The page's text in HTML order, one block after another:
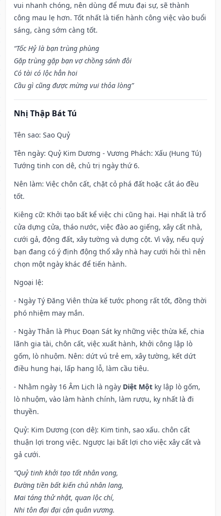
vui nhanh chóng, nên dùng để mưu đại sự, sẽ thành
công mau lẹ hơn. Tốt nhất là tiến hành công việc vào buổi
sáng, càng sớm càng tốt.
“Tốc Hỷ là bạn trùng phùng
Gặp trùng gặp bạn vợ chồng sánh đôi
Có tài có lộc hẳn hoi
Cầu gì cũng được mừng vui thỏa lòng”
Nhị Thập Bát Tú
Tên sao: Sao Quỷ
Tên ngày: Quỷ Kim Dương - Vương Phách: Xấu (Hung Tú)
Tướng tinh con dê, chủ trị ngày thứ 6.
Nên làm: Việc chôn cất, chặt cỏ phá đất hoặc cắt áo đều
tốt.
Kiêng cữ: Khởi tạo bất kể việc chi cũng hại. Hại nhất là trổ
cửa dựng cửa, tháo nước, việc đào ao giếng, xây cất nhà,
cưới gả, động đất, xây tường và dựng cột. Vì vậy, nếu quý
bạn đang có ý định động thổ xây nhà hay cưới hỏi thì nên
chọn một ngày khác để tiến hành.
Ngoại lệ:
- Ngày Tý Đăng Viên thừa kế tước phong rất tốt, đồng thời
phó nhiệm may mắn.
- Ngày Thân là Phục Đoạn Sát kỵ những việc thừa kế, chia
lãnh gia tài, chôn cất, việc xuất hành, khởi công lập lò
gốm, lò nhuộm. Nên: dứt vú trẻ em, xây tường, kết dứt
điều hung hại, lấp hang lỗ, làm cầu tiêu.
- Nhằm ngày 16 Âm Lịch là ngày Diệt Một kỵ lập lò gốm,
lò nhuộm, vào làm hành chính, làm rượu, kỵ nhất là đi
thuyền.
Quỷ: Kim Dương (con dê): Kim tinh, sao xấu. chôn cất
thuận lợi trong việc. Ngược lại bất lợi cho việc xây cất và
gả cưới.
“Quỷ tinh khởi tạo tất nhân vong,
Đường tiền bất kiến chủ nhân lang,
Mai táng thử nhật, quan lộc chí,
Nhi tôn đại đại cận quân vương.